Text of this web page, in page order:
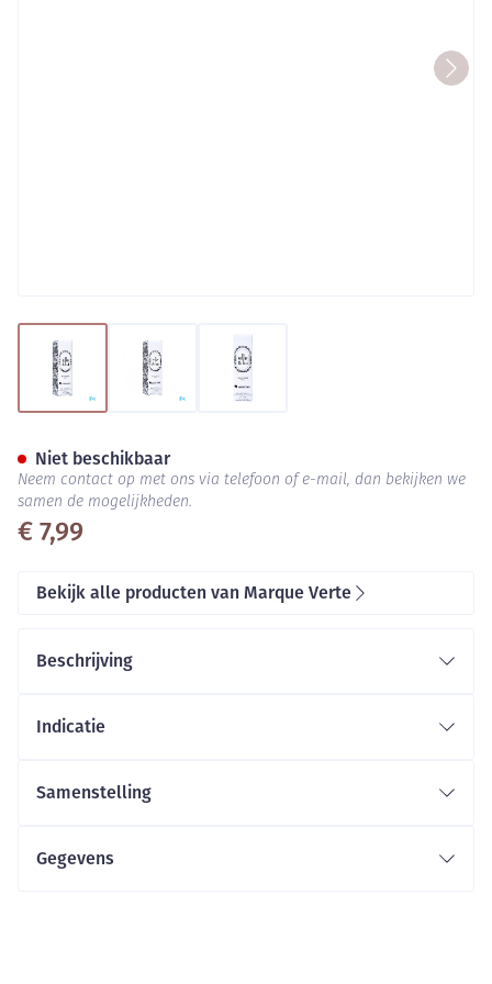
View larger imageView larger image
€ 7,99
Niet beschikbaar
Neem contact op met ons via telefoon of e-mail, dan bekijken we
samen de mogelijkheden.
Bekijk alle producten van Marque Verte
Beschrijving
Indicatie
Samenstelling
Gegevens